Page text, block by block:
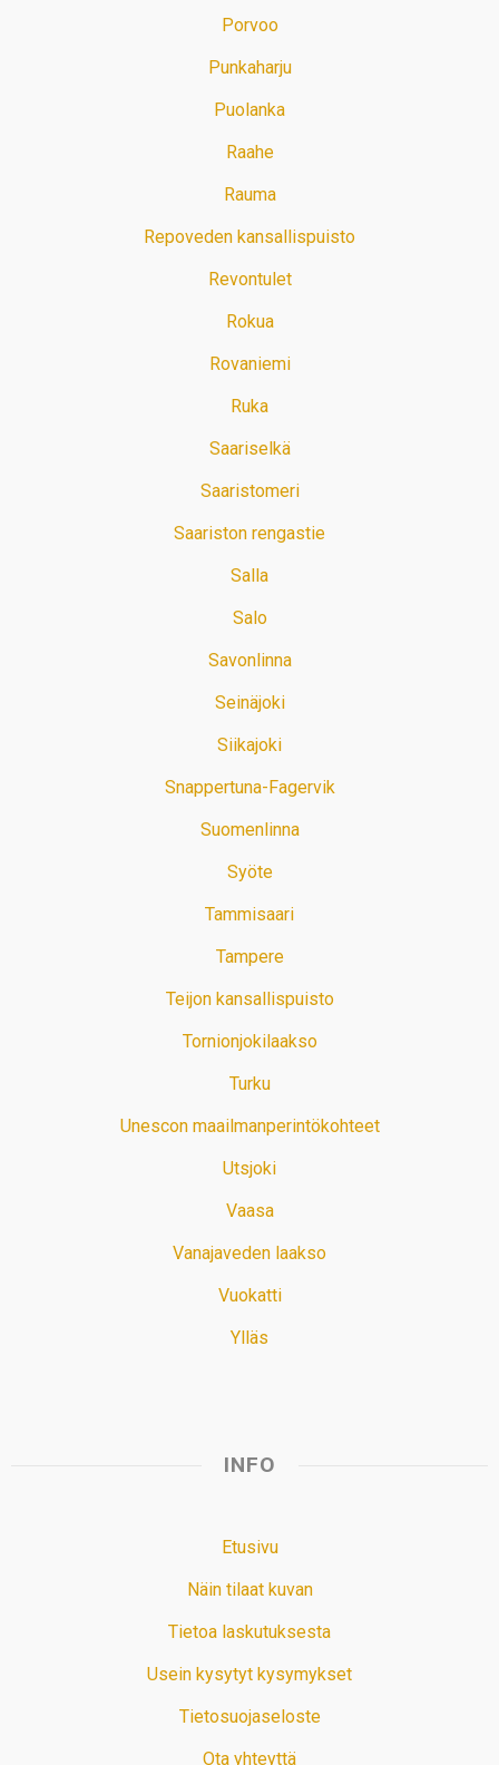
Porvoo
Punkaharju
Puolanka
Raahe
Rauma
Repoveden kansallispuisto
Revontulet
Rokua
Rovaniemi
Ruka
Saariselkä
Saaristomeri
Saariston rengastie
Salla
Salo
Savonlinna
Seinäjoki
Siikajoki
Snappertuna-Fagervik
Suomenlinna
Syöte
Tammisaari
Tampere
Teijon kansallispuisto
Tornionjokilaakso
Turku
Unescon maailmanperintökohteet
Utsjoki
Vaasa
Vanajaveden laakso
Vuokatti
Ylläs
INFO
Etusivu
Näin tilaat kuvan
Tietoa laskutuksesta
Usein kysytyt kysymykset
Tietosuojaseloste
Ota yhteyttä